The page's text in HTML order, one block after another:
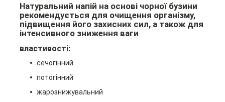
Натуральний напій на основі чорної бузини
рекомендується для очищення організму,
підвищення його захисних сил, а також для
інтенсивного зниження ваги
властивості:
сечогінний
потогінний
жарознижувальний